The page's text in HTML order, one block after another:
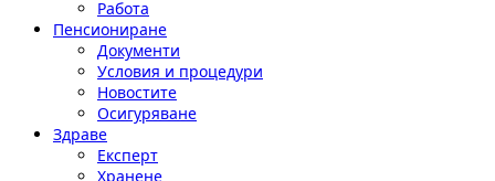
Работа
Пенсиониране
Документи
Условия и процедури
Новостите
Осигуряване
Здраве
Експерт
Хранене